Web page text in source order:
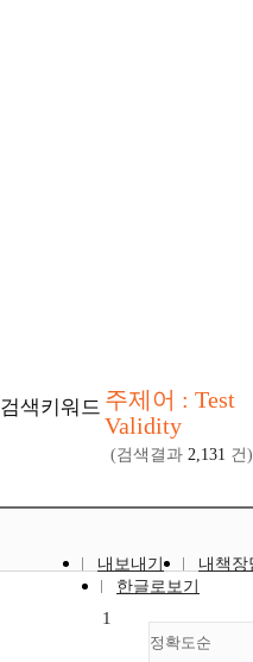
검색키워드 주제어 : Test
Validity
(검색결과 2,131 건)
내보내기
내책장
한글로보기
정확도순
1